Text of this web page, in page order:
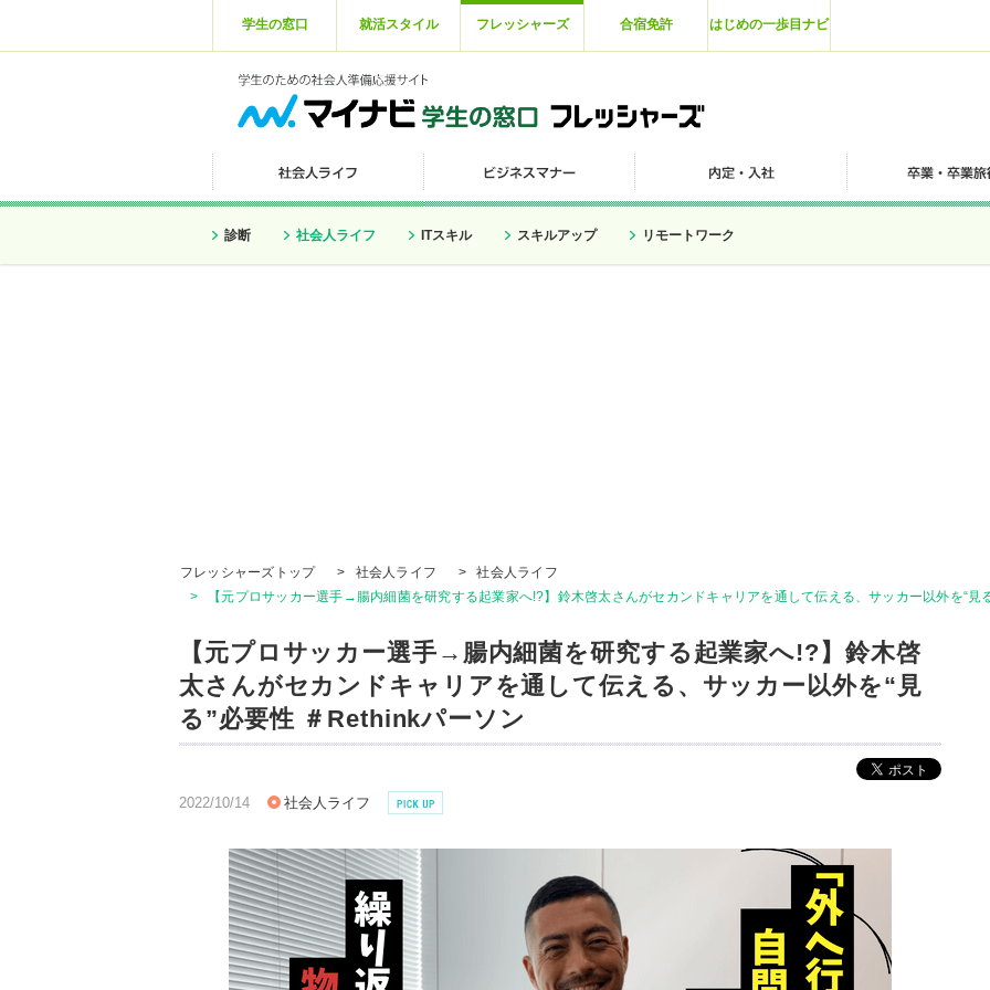
学生の窓口 就活スタイル フレッシャーズ 合宿免許 はじめの一歩目ナビ
診断 社会人ライフ ITスキル スキルアップ リモートワーク
フレッシャーズトップ > 社会人ライフ >
社会人ライフ
>
【元プロサッカー選手→腸内細菌を研究する起業家へ!?】鈴木啓太さんがセカンドキャリアを通して伝える、サッカー以外を“見
【元プロサッカー選手→腸内細菌を研究する起業家へ!?】鈴木啓
太さんがセカンドキャリアを通して伝える、サッカー以外を“見
る”必要性 ＃Rethinkパーソン
2022/10/14 社会人ライフ